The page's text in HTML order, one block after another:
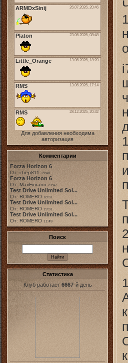
Для добавления необходима
авторизация
Комментарии
Forza Horizon 6
От: chep811 19:48
Forza Horizon 6
От: MaxFiorano 23:47
Test Drive Unlimited Sol...
От: ROMERO 18:31
Test Drive Unlimited Sol...
От: ROMERO 19:31
Test Drive Unlimited Sol...
От: ROMERO 11:49
Поиск
Статистика
Клуб работает 6667-й день